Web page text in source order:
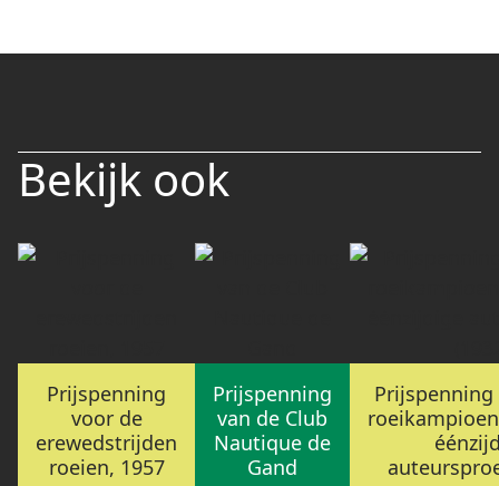
Bekijk ook
Prijspenning
voor de
erewedstrijden
roeien, 1957
Prijspenning
van de Club
Nautique de
Gand
Prijspenning